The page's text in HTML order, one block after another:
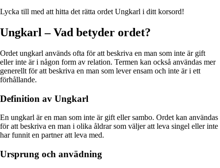
Lycka till med att hitta det rätta ordet Ungkarl i ditt korsord!
Ungkarl – Vad betyder ordet?
Ordet ungkarl används ofta för att beskriva en man som inte är gift
eller inte är i någon form av relation. Termen kan också användas mer
generellt för att beskriva en man som lever ensam och inte är i ett
förhållande.
Definition av Ungkarl
En ungkarl är en man som inte är gift eller sambo. Ordet kan användas
för att beskriva en man i olika åldrar som väljer att leva singel eller inte
har funnit en partner att leva med.
Ursprung och anvädning